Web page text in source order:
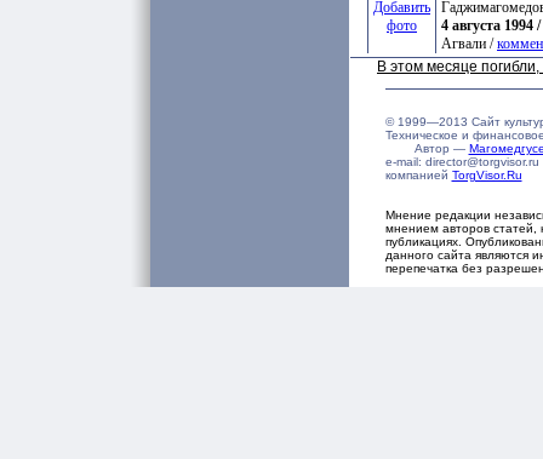
Добавить
фото
4 августа 1994
Агвали /
В этом месяце
© 1999—2013 Сайт
Техническое и
Автор —
e-mail:
компанией TorgVisor.Ru
Мнение редакции
мнением авторов статей,
публикациях.
данного сайта являются
перепечатка без